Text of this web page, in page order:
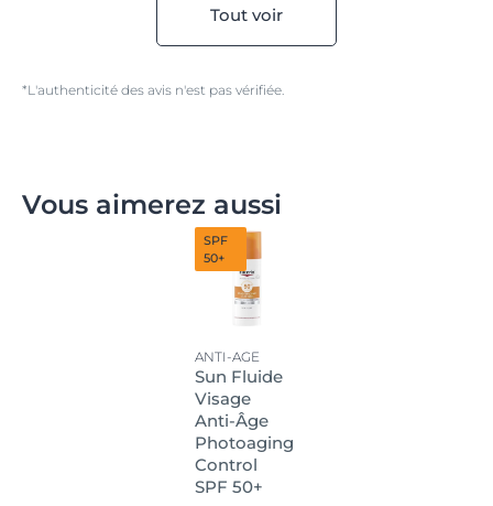
Tout voir
*L'authenticité des avis n'est pas vérifiée.
Vous aimerez aussi
SPF
50+
ANTI-AGE
Sun Fluide
Visage
Anti-Âge
Photoaging
Control
SPF 50+